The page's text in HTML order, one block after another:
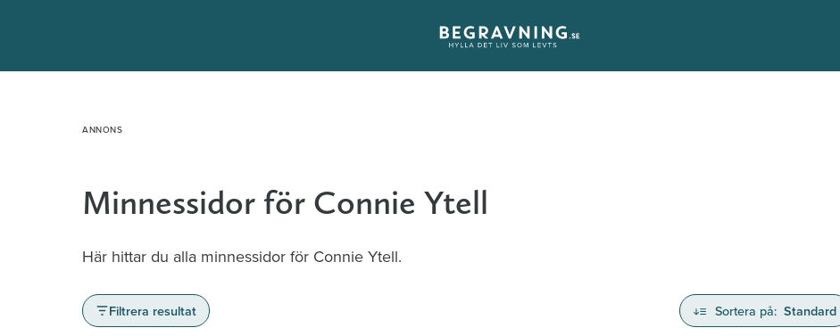
innehåll
Minnessidor för Connie Ytell
Här hittar du alla minnessidor för Connie Ytell.
Filtrera resultat Sortera på: Standard